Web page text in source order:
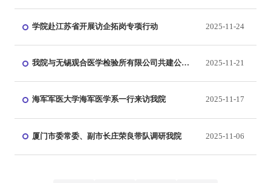
学院赴江苏省开展访企拓岗专项行动 2025-11-24
我院与无锡观合医学检验所有限公司共建公共
2025-11-21
海军军医大学海军医学系一行来访我院 2025-11-17
厦门市委常委、副市长庄荣良带队调研我院 2025-11-06